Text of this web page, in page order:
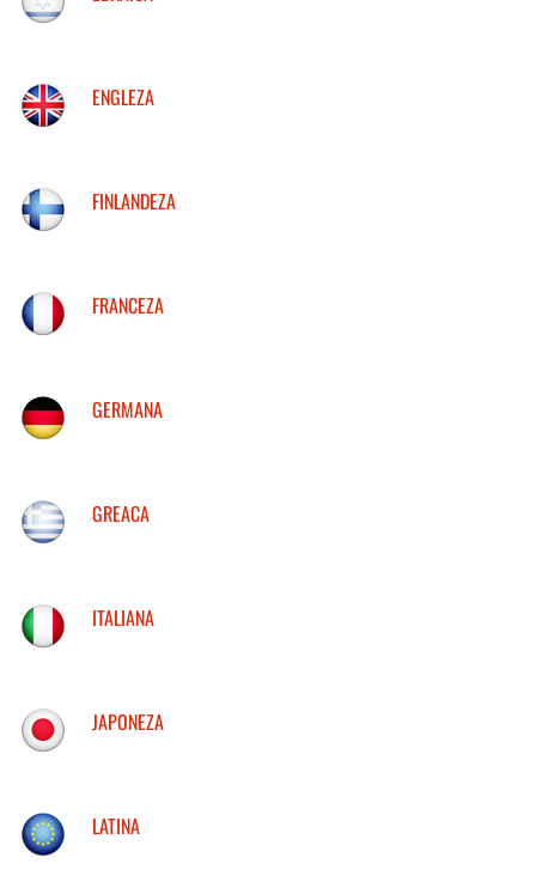
ENGLEZA
FINLANDEZA
FRANCEZA
GERMANA
GREACA
ITALIANA
JAPONEZA
LATINA